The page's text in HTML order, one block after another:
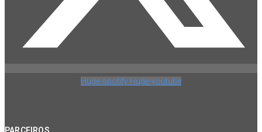
Huge-spotify Huge-youtube